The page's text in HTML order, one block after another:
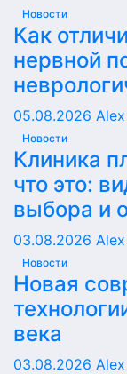
Новости
Как
нервной
05.08.2026 Alex
Новости
Клиника
что это:
выбора и
03.08.2026 Alex
Новости
Новая
века
03.08.2026 Alex